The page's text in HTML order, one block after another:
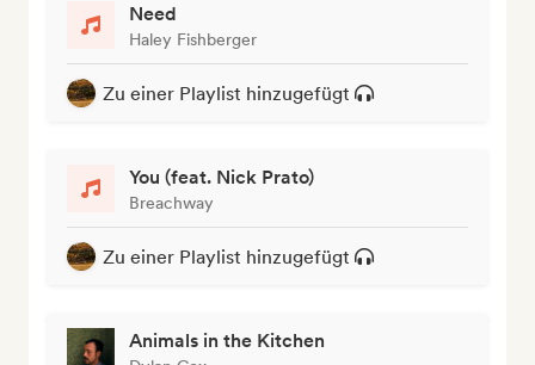
Need
Haley Fishberger
Zu einer Playlist hinzugefügt
You (feat. Nick Prato)
Breachway
Zu einer Playlist hinzugefügt
Animals in the Kitchen